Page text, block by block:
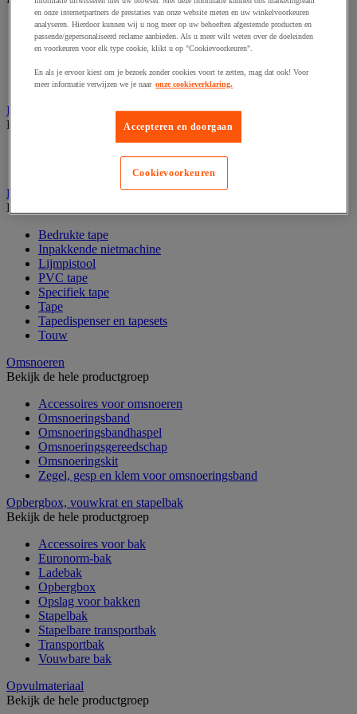
Codeertang
Documentenhoes
Markeeretiketten en -pistool
Sjabloon
Verzendetiketten en dispensers
Inpaktafel met afroller
Bekijk de hele productgroep
Lijmen, nieten en hechten
Bekijk de hele productgroep
Bedrukte tape
Inpakkende nietmachine
Lijmpistool
PVC tape
Specifiek tape
Tape
Tapedispenser en tapesets
Touw
Omsnoeren
Bekijk de hele productgroep
Accessoires voor omsnoeren
Omsnoeringsband
Omsnoeringsbandhaspel
Omsnoeringsgereedschap
Omsnoeringskit
Zegel, gesp en klem voor omsnoeringsband
Opbergbox, vouwkrat en stapelbak
Bekijk de hele productgroep
Accessoires voor bak
Euronorm-bak
Ladebak
Opbergbox
Opslag voor bakken
Stapelbak
Stapelbare transportbak
Transportbak
Vouwbare bak
Opvulmateriaal
Bekijk de hele productgroep
en onze internetpartners de prestaties van onze website meten en uw winkelvoorkeuren
analyseren. Hierdoor kunnen wij u nog meer op uw behoeften afgestemde producten en
passende/gepersonaliseerd reclame aanbieden. Als u meer wilt weten over de doeleinden
en voorkeuren voor elk type cookie, klikt u op "Cookievoorkeuren".
En als je ervoor kiest om je bezoek zonder cookies voort te zetten, mag dat ook! Voor
meer informatie verwijzen we je naar onze cookieverklaring.
Accepteren en doorgaan
Cookievoorkeuren